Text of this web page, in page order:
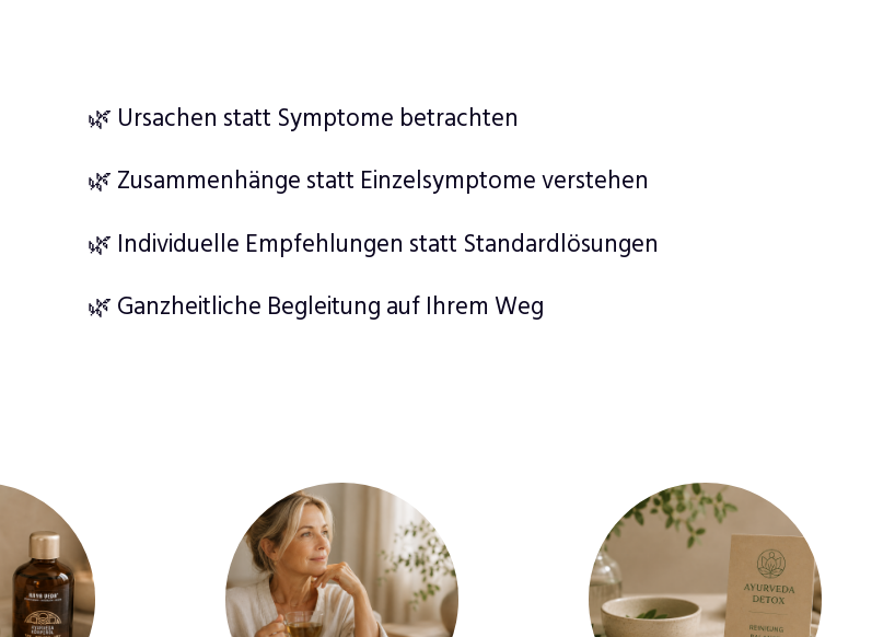
🌿 Ursachen statt Symptome betrachten
🌿 Zusammenhänge statt Einzelsymptome verstehen
🌿 Individuelle Empfehlungen statt Standardlösungen
🌿 Ganzheitliche Begleitung auf Ihrem Weg